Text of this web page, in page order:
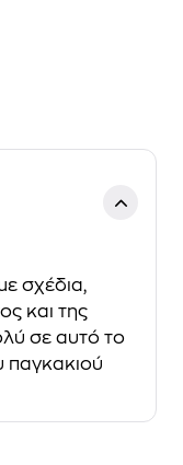
σχέδια,
και της
σε αυτό το
παγκακιού